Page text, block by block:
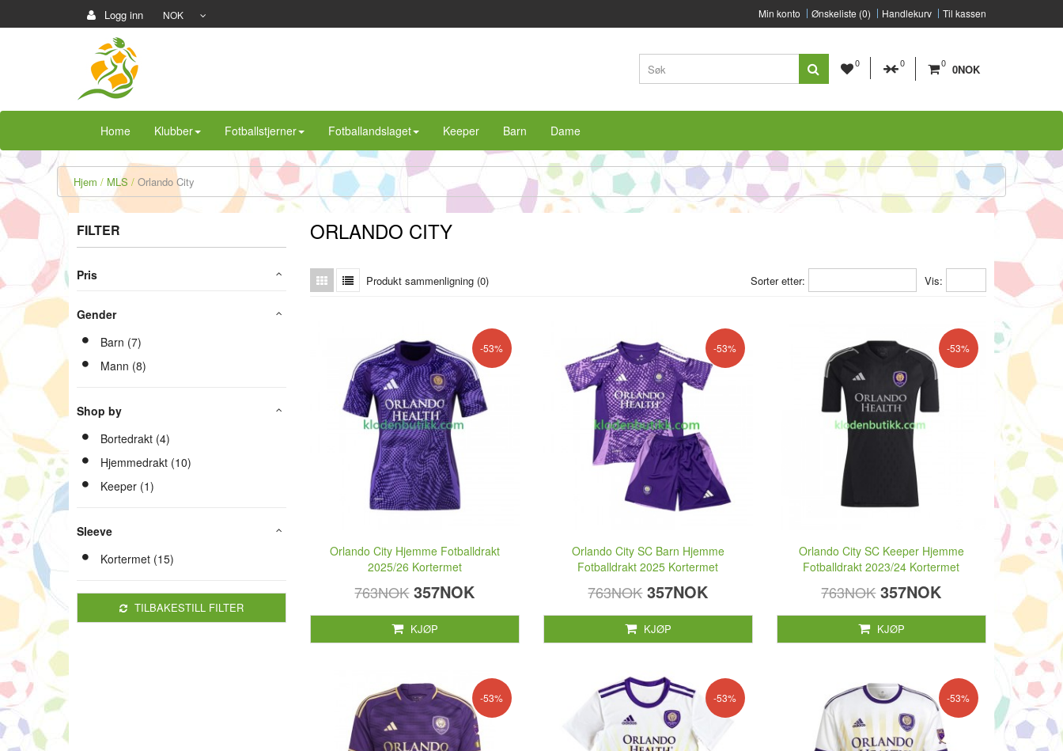
Logg inn NOK Min konto Ønskeliste (0) Handlekurv Til kassen
0 0 0 0NOK
Home Klubber Fotballstjerner Fotballandslaget Keeper Barn Dame
Hjem MLS Orlando City
FILTER
Pris
Gender
Barn (7)
Mann (8)
Shop by
Bortedrakt (4)
Hjemmedrakt (10)
Keeper (1)
Sleeve
Kortermet (15)
TILBAKESTILL FILTER
ORLANDO CITY
Vis:
Sorter etter:
Produkt sammenligning (0)
-53%
Orlando City Hjemme Fotballdrakt
2025/26 Kortermet
763NOK 357NOK
KJØP
-53%
Orlando City SC Barn Hjemme
Fotballdrakt 2025 Kortermet
763NOK 357NOK
KJØP
-53%
Orlando City SC Keeper Hjemme
Fotballdrakt 2023/24 Kortermet
763NOK 357NOK
KJØP
-53% -53% -53%